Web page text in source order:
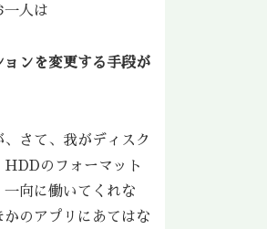
一人は
ョンを変更する手段が
さて、我がディスク
HDDのフォーマット
向に働いてくれな
のアプリにあてはな